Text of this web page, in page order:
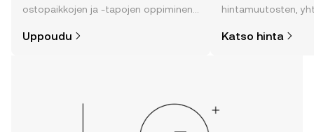
ostopaikkojen ja -tapojen oppiminen
matkasi OKX:n mobiilisovelluksessa
Uppoudu
hintamuutosten,
Katso hinta